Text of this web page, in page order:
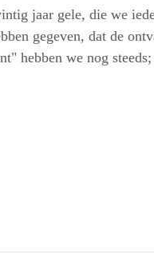
jaar gele, die we
gegeven, dat de
hebben we nog